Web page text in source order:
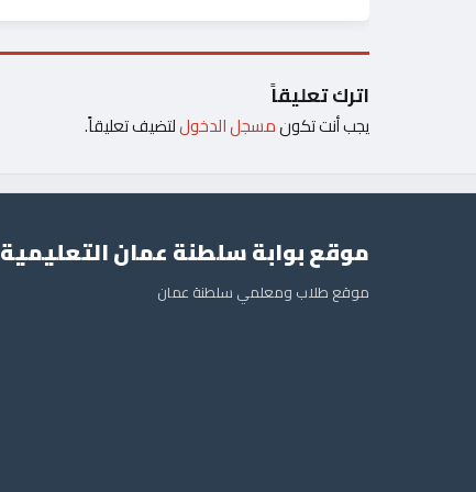
اترك تعليقاً
يجب أنت تكونمسجل الدخوللتضيف تعليقاً.
موقع بوابة سلطنة عمان التعليمية
موقع طلاب ومعلمي سلطنة عمان